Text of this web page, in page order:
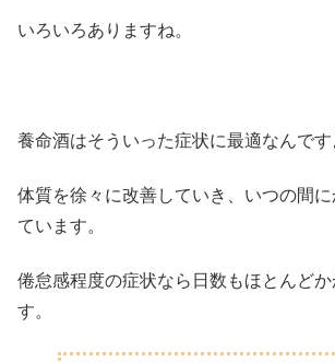
いろいろありますね。
養命酒はそういった症状に最適なんです
体質を徐々に改善していき、いつの間
ています。
倦怠感程度の症状なら日数もほとんどか
す。